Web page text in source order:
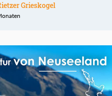
Grieskogel